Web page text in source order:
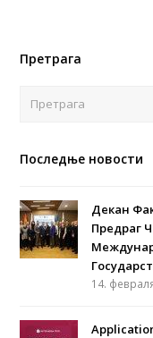
Претрага
Последње новости
Декан
Предраг
14.